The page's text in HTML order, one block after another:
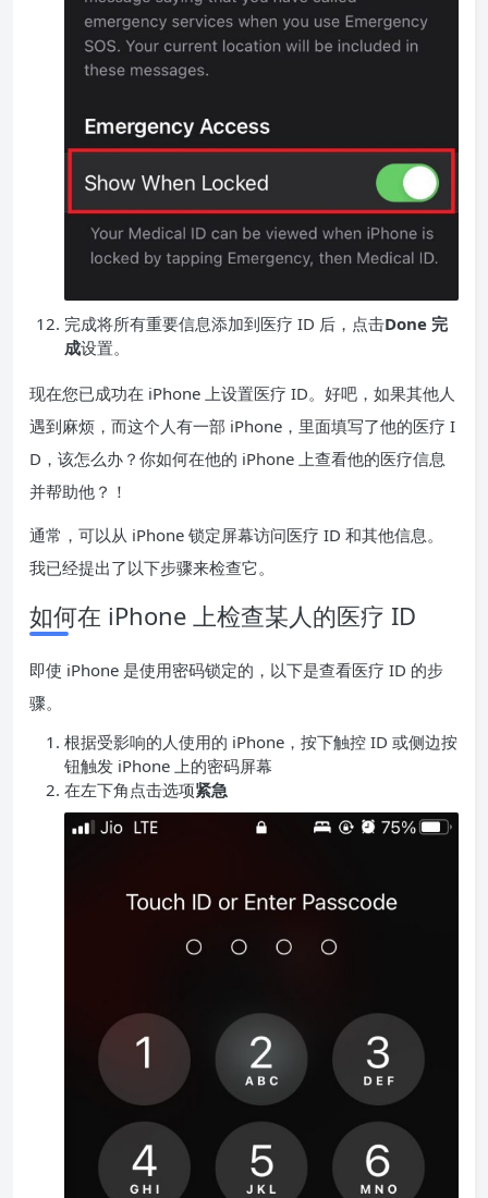
完成将所有重要信息添加到医疗 ID 后，点击Done 完
成设置。
现在您已成功在 iPhone 上设置医疗 ID。好吧，如果其他人
遇到麻烦，而这个人有一部 iPhone，里面填写了他的医疗 I
D，该怎么办？你如何在他的 iPhone 上查看他的医疗信息
并帮助他？！
通常，可以从 iPhone 锁定屏幕访问医疗 ID 和其他信息。
我已经提出了以下步骤来检查它。
如何在 iPhone 上检查某人的医疗 ID
即使 iPhone 是使用密码锁定的，以下是查看医疗 ID 的步
骤。
根据受影响的人使用的 iPhone，按下触控 ID 或侧边按
钮触发 iPhone 上的密码屏幕
在左下角点击选项紧急